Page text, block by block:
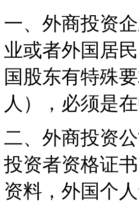
一、外商投资
业或者外国居
国股东有特殊
人），必须是
二、外商投资
投资者资格证
资料，外国个